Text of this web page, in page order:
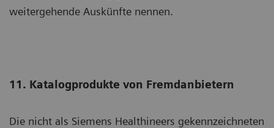
weitergehende Auskünfte nennen.
11. Katalogprodukte von Fremdanbietern
Die nicht als Siemens Healthineers gekennzeichneten